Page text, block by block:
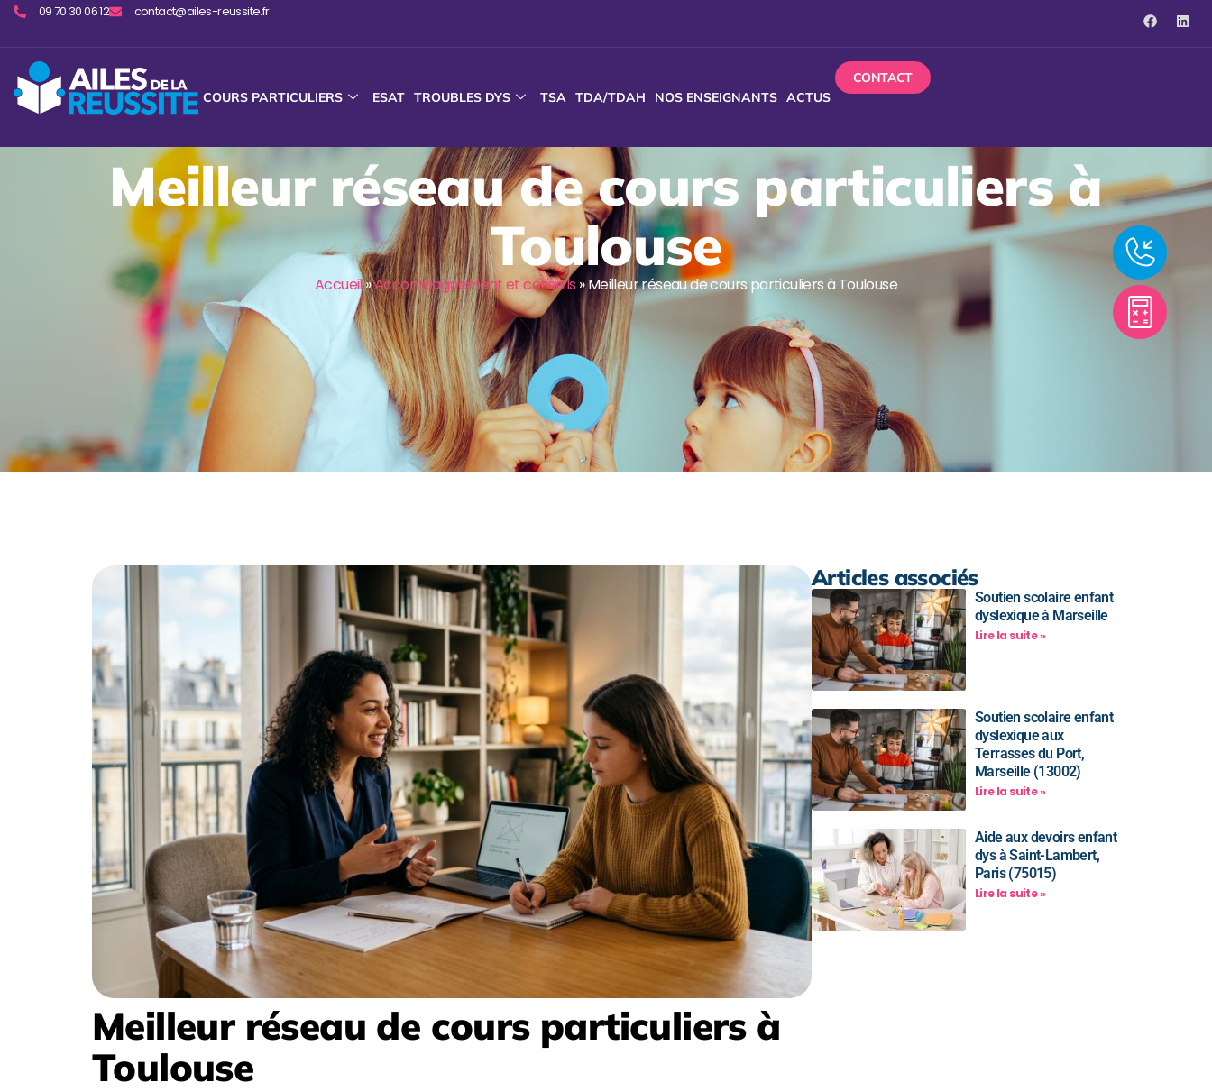
09 70 30 06 12 contact@ailes-reussite.fr
COURS PARTICULIERS ESAT TROUBLES DYS TSA TDA/TDAH NOS ENSEIGNANTS ACTUS
CONTACT
Meilleur réseau de cours particuliers à
Toulouse
Accueil»Accompagnement et conseils»Meilleur réseau de cours particuliers à Toulouse
Meilleur réseau de cours particuliers à
Toulouse
Articles associés
Soutien scolaire enfant
dyslexique à Marseille
Lire la suite »
Soutien scolaire enfant
dyslexique aux
Terrasses du Port,
Marseille (13002)
Lire la suite »
Aide aux devoirs enfant
dys à Saint-Lambert,
Paris (75015)
Lire la suite »